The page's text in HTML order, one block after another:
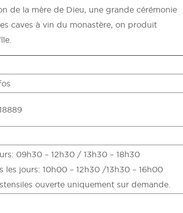
de la mère de Dieu, une grande cérémonie
caves à vin du monastère, on produit
09h30 – 12h30 / 13h30 – 18h30
les jours: 10h00 – 12h30 /13h30 – 16h00
ouverte uniquement sur demande.